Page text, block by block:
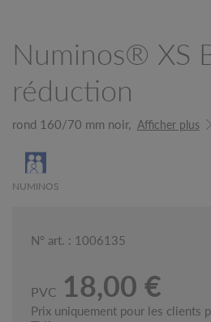
Numinos® XS
réduction
rond 160/70 mm noir, Afficher plus
NUMINOS
N° art. : 1006135
PVC 18,00 €
Prix uniquement pour les clients